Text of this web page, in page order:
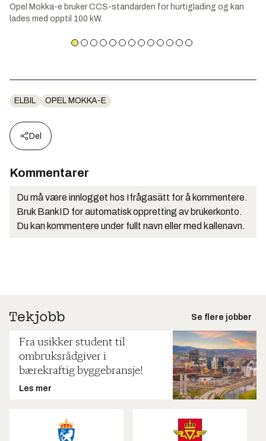
Opel Mokka-e bruker CCS-standarden for hurtiglading og kan
lades med opptil 100 kW.
ELBIL OPEL MOKKA-E
Del
Kommentarer
Du må være innlogget hos Ifrågasätt for å kommentere.
Bruk BankID for automatisk oppretting av brukerkonto.
Du kan kommentere under fullt navn eller med kallenavn.
Se flere jobber
Fra usikker student til
ombruksrådgiver i
bærekraftig byggebransje!
Les mer